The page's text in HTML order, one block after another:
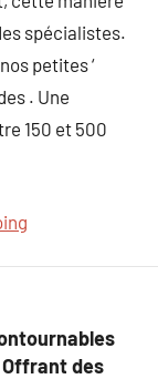
spécialistes.
petites ‘
. Une
150 et 500
des